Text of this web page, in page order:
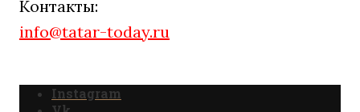
Контакты:
info@tatar-today.ru
Instagram